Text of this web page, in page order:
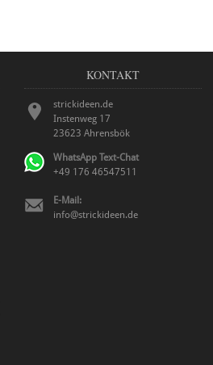
KONTAKT
strickideen.de
Instenweg 17
23623 Ahrensbök
WhatsApp Text-Chat
+49 176 46547511
E-Mail:
info@strickideen.de